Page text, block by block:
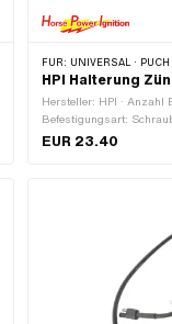
FÜR: UNIVERSAL · PUCH · SACHS · PONY
HPI Halterung
Hersteller: HPI · Anzahl
Befestigungsart:
· Lochabstand: 15 mm ·
EUR 23.40